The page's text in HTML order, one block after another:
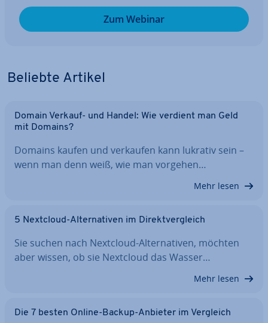
Zum Webinar
Beliebte Artikel
Domain Verkauf- und Handel: Wie verdient man Geld
mit Domains?
Domains kaufen und verkaufen kann lukrativ sein –
wenn man denn weiß, wie man vorgehen…
Mehr lesen
5 Nextcloud-Al­ter­na­ti­ven im Di­rekt­ver­gleich
Sie suchen nach Nextcloud-Al­ter­na­ti­ven, möchten
aber wissen, ob sie Nextcloud das Wasser…
Mehr lesen
Die 7 besten Online-Backup-Anbieter im Vergleich